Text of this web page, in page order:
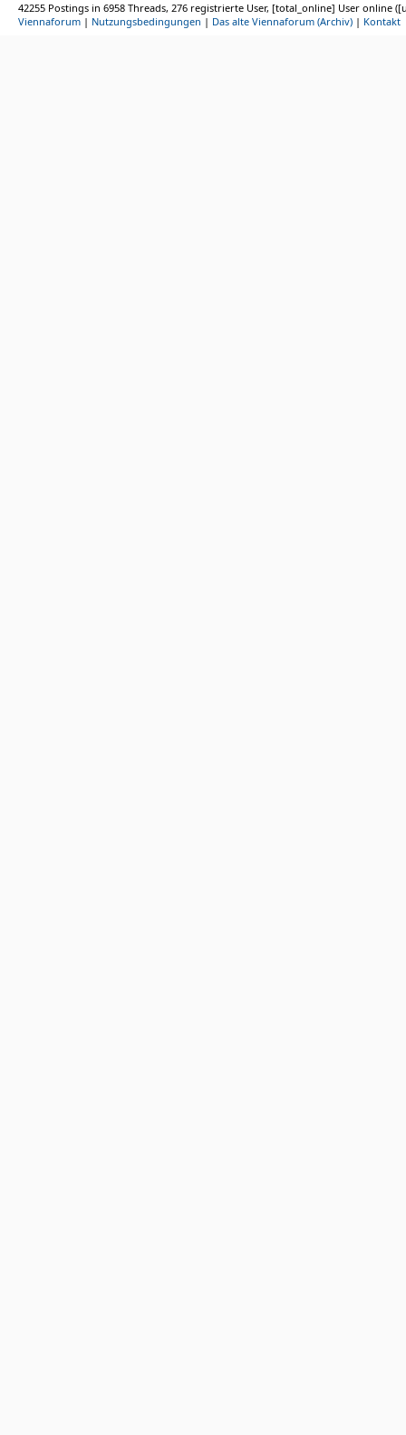
42255 Postings in 6958 Threads, 276 registrierte User, [total_online] User online
Viennaforum | Nutzungsbedingungen | Das alte Viennaforum (Archiv) | Kontakt